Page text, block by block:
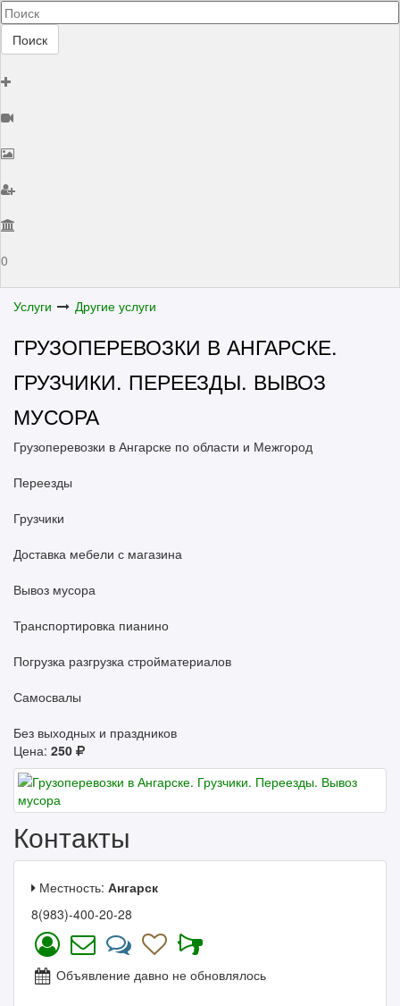
Поиск
0
Услуги Другие услуги
ГРУЗОПЕРЕВОЗКИ В АНГАРСКЕ.
ГРУЗЧИКИ. ПЕРЕЕЗДЫ. ВЫВОЗ
МУСОРА
Грузоперевозки в Ангарске по области и Межгород
Переезды
Грузчики
Доставка мебели с магазина
Вывоз мусора
Транспортировка пианино
Погрузка разгрузка стройматериалов
Самосвалы
Без выходных и праздников
Цена: 250
Контакты
Местность: Ангарск
8(983)-400-20-28
Объявление давно не обновлялось